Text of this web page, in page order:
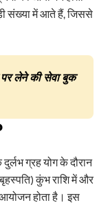
संख्या में आते हैं, जिससे
पर लेने की सेवा बुक
ग्रह योग के दौरान
कुंभ राशि में और
होता है। इस